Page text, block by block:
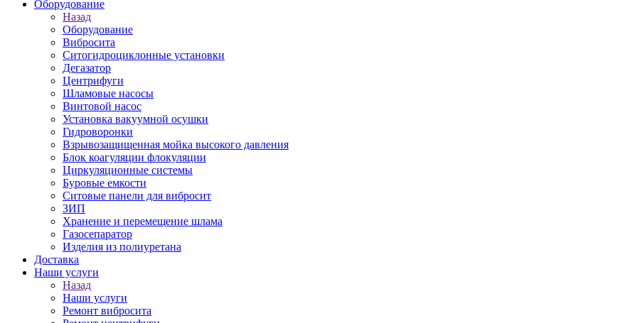
Оборудование
Назад
Оборудование
Вибросита
Ситогидроциклонные установки
Дегазатор
Центрифуги
Шламовые насосы
Винтовой насос
Установка вакуумной осушки
Гидроворонки
Взрывозащищенная мойка высокого давления
Блок коагуляции флокуляции
Циркуляционные системы
Буровые емкости
Ситовые панели для вибросит
ЗИП
Хранение и перемещение шлама
Газосепаратор
Изделия из полиуретана
Доставка
Наши услуги
Назад
Наши услуги
Ремонт вибросита